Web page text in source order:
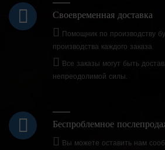
Своевременная доставка
Помощник по производству
производства каждого заказа.
Все заказы могут быть
непреодолимой силы.
Беспроблемное
Вы можете оставить нам